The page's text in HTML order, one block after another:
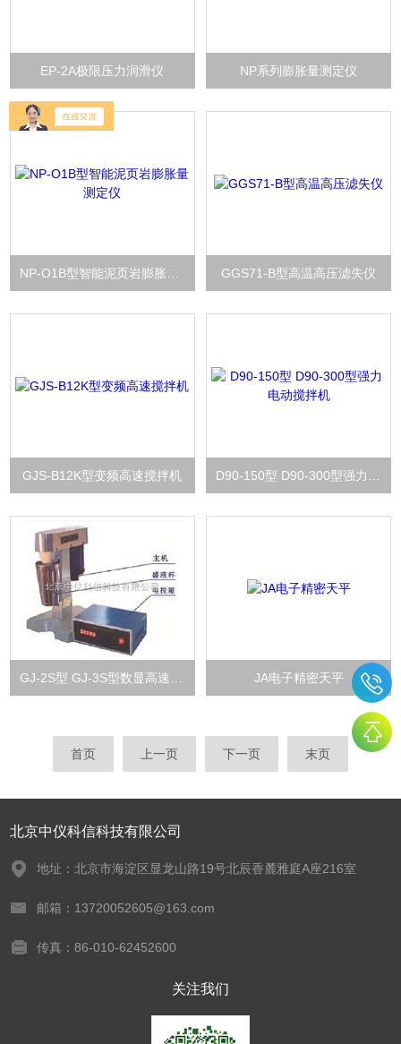
EP-2A极限压力润滑仪 NP系列膨胀量测定仪
GGS71-B型高温高压滤失仪
GJS-B12K型变频高速搅拌机
JA电子精密天平
首页 上一页 下一页 末页
北京中仪科信科技有限公司
地址：北京市海淀区显龙山路19号北辰香麓雅庭A座216室
邮箱：13720052605@163.com
传真：86-010-62452600
关注我们